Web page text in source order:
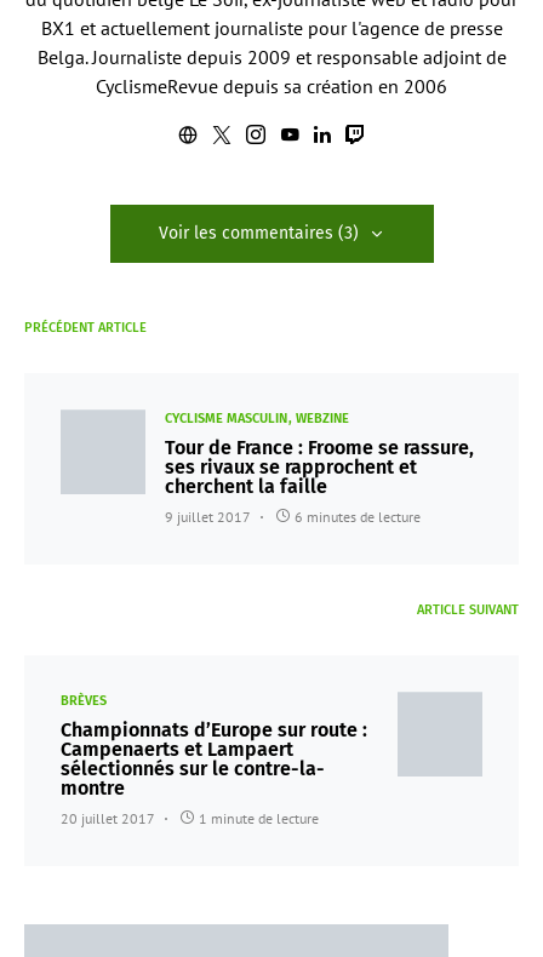
BX1 et actuellement journaliste pour l'agence de presse
Belga. Journaliste depuis 2009 et responsable adjoint de
CyclismeRevue depuis sa création en 2006
Voir les commentaires (3)
PRÉCÉDENT ARTICLE
CYCLISME MASCULIN WEBZINE
Tour de France : Froome se rassure,
ses rivaux se rapprochent et
cherchent la faille
9 juillet 2017 6 minutes de lecture
ARTICLE SUIVANT
BRÈVES
Championnats d’Europe sur route :
Campenaerts et Lampaert
sélectionnés sur le contre-la-
montre
20 juillet 2017 1 minute de lecture